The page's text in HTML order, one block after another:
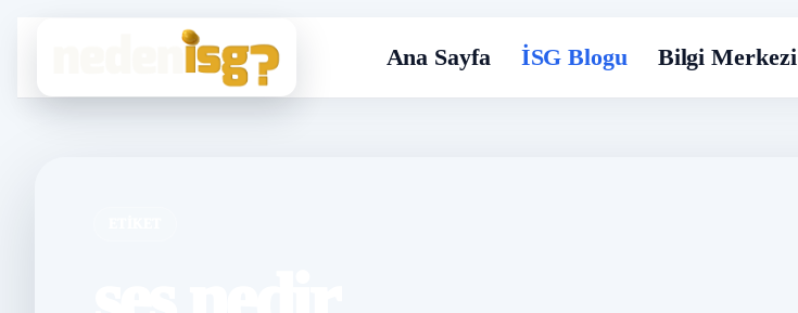
Ana Sayfa İSG Blogu Bilgi Merkezi